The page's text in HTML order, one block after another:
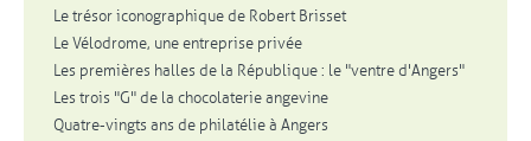
Le trésor iconographique de Robert Brisset
Le Vélodrome, une entreprise privée
Les premières halles de la République : le "ventre d'Angers"
Les trois "G" de la chocolaterie angevine
Quatre-vingts ans de philatélie à Angers